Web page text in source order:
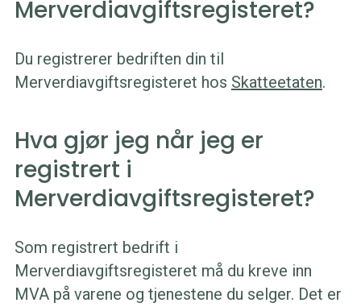
Merverdiavgiftsregisteret?
Du registrerer bedriften din til
Merverdiavgiftsregisteret hos Skatteetaten.
Hva gjør jeg når jeg er
registrert i
Merverdiavgiftsregisteret?
Som registrert bedrift i
Merverdiavgiftsregisteret må du kreve inn
MVA på varene og tjenestene du selger. Det er